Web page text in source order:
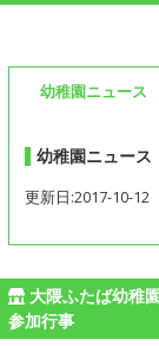
幼稚園ニュース
幼稚園ニュース
更新日:2017-10-12
大隈ふたば幼稚
参加行事